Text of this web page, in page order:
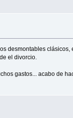
desmontables
el divorcio.
gastos... acabo de